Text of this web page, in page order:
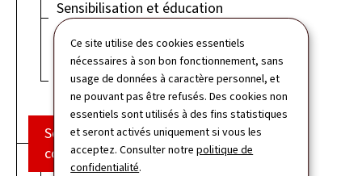
Ce site utilise des cookies essentiels
nécessaires à son bon fonctionnement, sans
usage de données à caractère personnel, et
ne pouvant pas être refusés. Des cookies non
essentiels sont utilisés à des fins statistiques
et seront activés uniquement si vous les
acceptez. Consulter notrepolitique de
confidentialité.
Sensibilisation et éducation
au développement
Coopérants
Service
communication